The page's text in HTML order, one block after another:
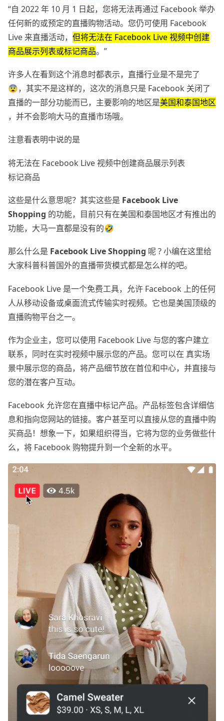
“自 2022 年 10 月 1 日起，您将无法再通过 Facebook 举办
任何新的或预定的直播购物活动。您仍可使用 Facebook
Live 来直播活动， 但将无法在 Facebook Live 视频中创建
商品展示列表或标记商品。”
许多人在看到这个消息时都表示，直播行业是不是完了
😨，其实不是这样的，这次的消息只是 Facebook 关闭了
直播的一部分功能而已，主要影响的地区是美国和泰国地区
，并不会影响大马的直播市场哦。
注意看表明中说的是
将无法在 Facebook Live 视频中创建商品展示列表
标记商品
这些是什么意思呢？其实这些是 Facebook Live
Shopping 的功能，目前只有在美国和泰国地区才有推出的
功能，大马一直都是没有的🤣
那么什么是 Facebook Live Shopping 呢 ? 小编在这里给
大家科普科普国外的直播带货模式都是怎么样的吧。
Facebook Live 是一个免费工具，允许 Facebook 上的任何
人从移动设备或桌面流式传输实时视频。它也是美国顶级的
直播购物平台之一。
作为企业主，您可以使用 Facebook Live 与您的客户建立
联系，同时在实时视频中展示您的产品。您可以在 真实场
景中展示您的商品，将产品细节放在首位和中心，并直接与
您的潜在客户互动。
Facebook 允许您在直播中标记产品。产品标签包含详细信
息和指向您网站的链接。客户甚至可以直接从您的直播中购
买商品！想象一下，如果组织得当，它将为您的业务做些什
么，将 Facebook 购物提升到一个全新的水平。